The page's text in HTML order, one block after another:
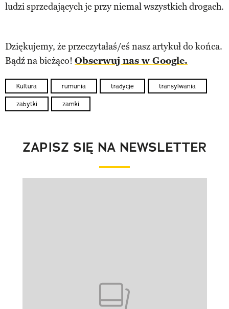
ludzi sprzedających je przy niemal wszystkich drogach.
Dziękujemy, że przeczytałaś/eś nasz artykuł do końca.
Bądź na bieżąco! Obserwuj nas w Google.
Kultura rumunia tradycje transylwania
zabytki zamki
ZAPISZ SIĘ NA NEWSLETTER